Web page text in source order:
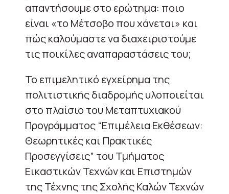
απαντήσουμε στο ερώτημα: ποιο
είναι «το Μέτσοβο που χάνεται» και
πώς καλούμαστε να διαχειριστούμε
τις ποικίλες αναπαραστάσεις του;
Το επιμελητικό εγχείρημα της
πολιτιστικής διαδρομής υλοποιείται
στο πλαίσιο του Μεταπτυχιακού
Προγράμματος “Επιμέλεια Εκθέσεων:
Θεωρητικές και Πρακτικές
Προσεγγίσεις” του Τμήματος
Εικαστικών Τεχνών και Επιστημών
της Τέχνης της Σχολής Καλών Τεχνών